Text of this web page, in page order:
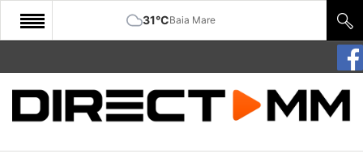
31°CBaia Mare
START
COMUNITATE